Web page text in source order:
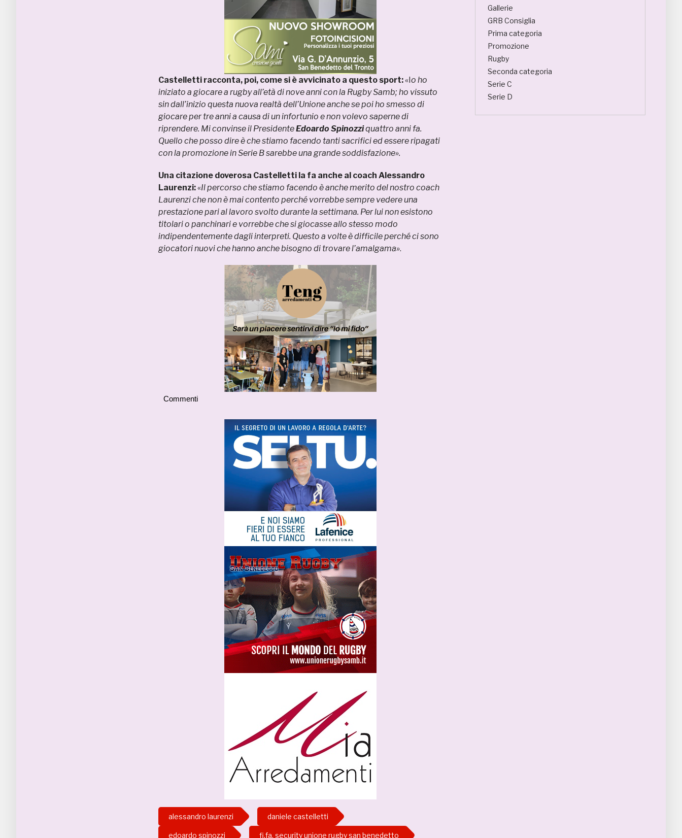
Castelletti racconta, poi, come si è avvicinato a questo sport:«Io ho
iniziato a giocare a rugby all’età di nove anni con la Rugby Samb; ho vissuto
sin dall’inizio questa nuova realtà dell’Unione anche se poi ho smesso di
giocare per tre anni a causa di un infortunio e non volevo saperne di
riprendere. Mi convinse il PresidenteEdoardo Spinozziquattro anni fa.
Quello che posso dire è che stiamo facendo tanti sacrifici ed essere ripagati
con la promozione in Serie B sarebbe una grande soddisfazione».
Una citazione doverosa Castelletti la fa anche al coach Alessandro
Laurenzi:«Il percorso che stiamo facendo è anche merito del nostro coach
Laurenzi che non è mai contento perché vorrebbe sempre vedere una
prestazione pari al lavoro svolto durante la settimana. Per lui non esistono
titolari o panchinari e vorrebbe che si giocasse allo stesso modo
indipendentemente dagli interpreti. Questo a volte è difficile perché ci sono
giocatori nuovi che hanno anche bisogno di trovare l’amalgama».
Commenti
alessandro laurenzi daniele castelletti
edoardo spinozzi fi.fa. security unione rugby san benedetto
Gallerie
GRB Consiglia
Prima categoria
Promozione
Rugby
Seconda categoria
Serie C
Serie D